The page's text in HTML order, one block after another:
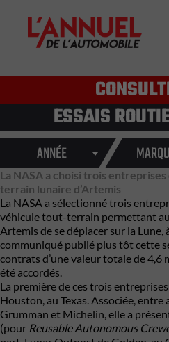
ESSAIS
ANNÉE
La NASA a choisi trois
terrain lunaire d’Artemis
La NASA a sélectionné trois
véhicule tout-terrain permettant
Artemis de se déplacer sur la Lune,
communiqué publié plus tôt cette
contrats d’une valeur totale de 4,6
été accordés.
La première de ces trois
Houston, au Texas. Associée,
Grumman et Michelin, elle a
(pour Reusable Autonomous